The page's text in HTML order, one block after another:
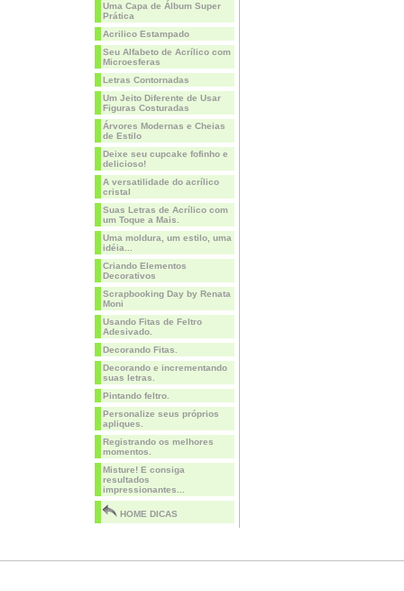
Uma Capa de Álbum Super
Prática
Acrilico Estampado
Seu Alfabeto de Acrílico com
Microesferas
Letras Contornadas
Um Jeito Diferente de Usar
Figuras Costuradas
Árvores Modernas e Cheias
de Estilo
Deixe seu cupcake fofinho e
delicioso!
A versatilidade do acrílico
cristal
Suas Letras de Acrílico com
um Toque a Mais.
Uma moldura, um estilo, uma
idéia...
Criando Elementos
Decorativos
Scrapbooking Day by Renata
Moni
Usando Fitas de Feltro
Adesivado.
Decorando Fitas.
Decorando e incrementando
suas letras.
Pintando feltro.
Personalize seus próprios
apliques.
Registrando os melhores
momentos.
Misture! E consiga
resultados
impressionantes...
HOME DICAS